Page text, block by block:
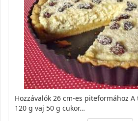
Hozzávalók 26 cm-es piteformához
120 g vaj 50 g cukor…